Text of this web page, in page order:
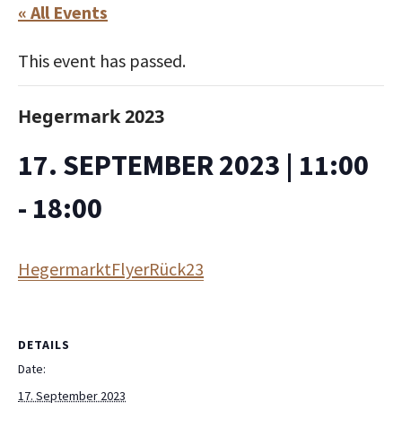
« All Events
This event has passed.
Hegermark 2023
17. SEPTEMBER 2023 | 11:00
- 18:00
HegermarktFlyerRück23
DETAILS
Date:
17. September 2023